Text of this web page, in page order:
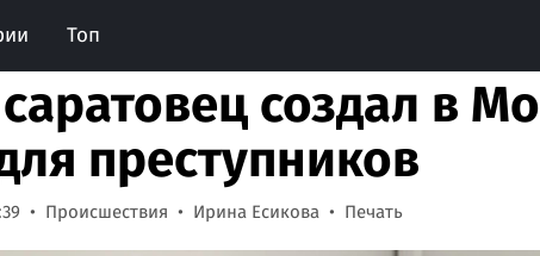
Топ
создал в
преступников
Происшествия Ирина Есикова Печать